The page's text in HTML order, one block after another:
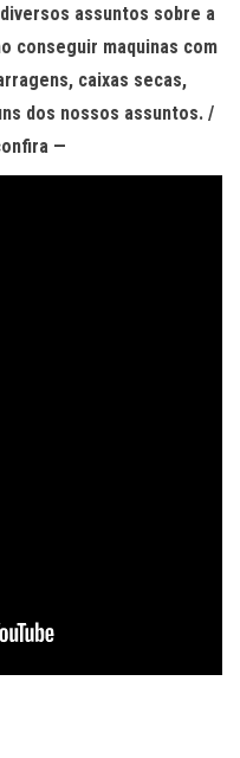
assuntos sobre a
conseguir maquinas com
caixas secas,
dos nossos assuntos. /
—